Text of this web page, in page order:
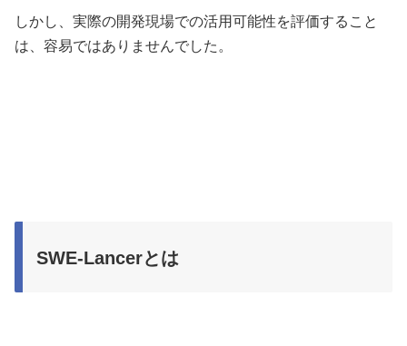
しかし、実際の開発現場での活用可能性を評価すること
は、容易ではありませんでした。
SWE-Lancerとは